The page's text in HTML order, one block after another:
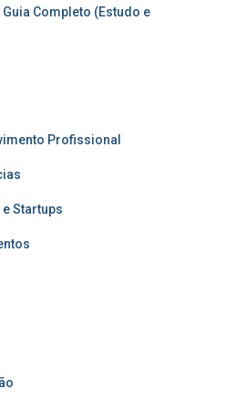
Completo (Estudo e
Profissional
Startups